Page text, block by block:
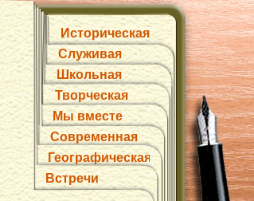
Историческая
Служивая
Школьная
Творческая
Мы вместе
Современная
Географическая
Встречи